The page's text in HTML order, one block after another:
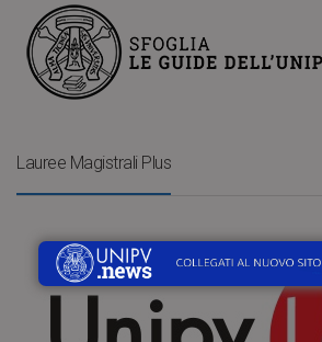
Lauree Magistrali Plus